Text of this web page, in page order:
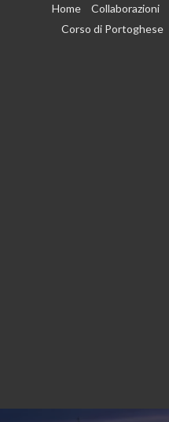
Home Collaborazioni
Corso di Portoghese